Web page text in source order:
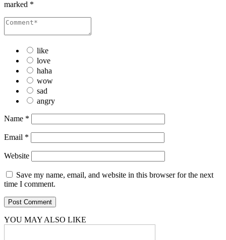
marked *
like
love
haha
wow
sad
angry
Name *
Email *
Website
Save my name, email, and website in this browser for the next
time I comment.
YOU MAY ALSO LIKE